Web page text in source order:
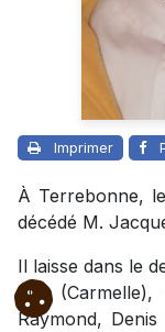
Imprimer
À Terrebonne,
décédé M.
Il laisse dans le
Luc (Carmelle),
Raymond,